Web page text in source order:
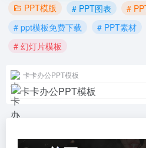
PPT模版 # PPT图表 #
# ppt模板免费下载
# PPT素材
# 幻灯片模板
卡卡办公PPT模板